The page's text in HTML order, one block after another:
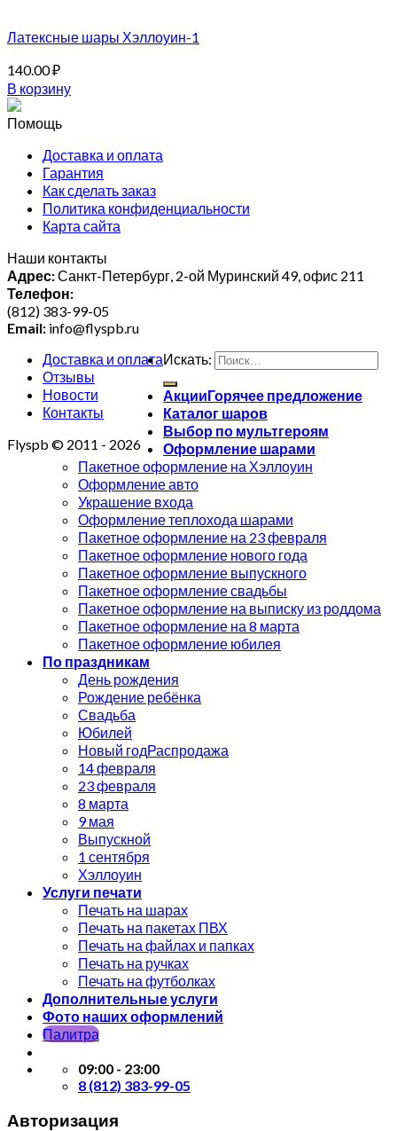
Латексные шары Хэллоуин-1
140.00₽
В корзину
Помощь
Доставка и оплата
Гарантия
Как сделать заказ
Политика конфиденциальности
Карта сайта
Наши контакты
Адрес:Санкт-Петербург, 2-ой Муринский 49, офис 211
Телефон:
(812) 383-99-05
Email: info@flyspb.ru
Доставка и оплата
Отзывы
Новости
Контакты
Flyspb © 2011 - 2026
Искать:
Акции
Каталог шаров
Выбор по мультгероям
Оформление шарами
Пакетное оформление на Хэллоуин
Оформление авто
Украшение входа
Оформление теплохода шарами
Пакетное оформление на 23 февраля
Пакетное оформление нового года
Пакетное оформление выпускного
Пакетное оформление свадьбы
Пакетное оформление на выписку из роддома
Пакетное оформление на 8 марта
Пакетное оформление юбилея
По праздникам
День рождения
Рождение ребёнка
Свадьба
Юбилей
Новый год
14 февраля
23 февраля
8 марта
9 мая
Выпускной
1 сентября
Хэллоуин
Услуги печати
Печать на шарах
Печать на пакетах ПВХ
Печать на файлах и папках
Печать на ручках
Печать на футболках
Дополнительные услуги
Фото наших оформлений
Палитра
09:00 - 23:00
8 (812) 383-99-05
Авторизация